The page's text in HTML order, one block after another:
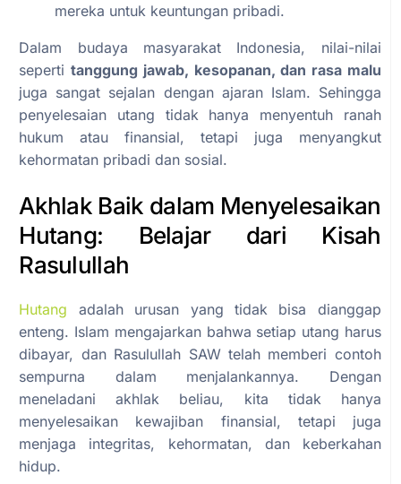
mereka untuk keuntungan pribadi.
Dalam budaya masyarakat Indonesia, nilai-nilai
seperti tanggung jawab, kesopanan, dan rasa malu
juga sangat sejalan dengan ajaran Islam. Sehingga
penyelesaian utang tidak hanya menyentuh ranah
hukum atau finansial, tetapi juga menyangkut
kehormatan pribadi dan sosial.
Akhlak Baik dalam Menyelesaikan
Hutang: Belajar dari Kisah
Rasulullah
Hutang adalah urusan yang tidak bisa dianggap
enteng. Islam mengajarkan bahwa setiap utang harus
dibayar, dan Rasulullah SAW telah memberi contoh
sempurna dalam menjalankannya. Dengan
meneladani akhlak beliau, kita tidak hanya
menyelesaikan kewajiban finansial, tetapi juga
menjaga integritas, kehormatan, dan keberkahan
hidup.